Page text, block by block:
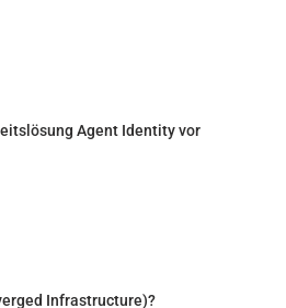
Agent Identity vor
Infrastructure)?